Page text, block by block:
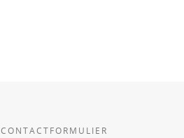
CONTACTFORMULIER